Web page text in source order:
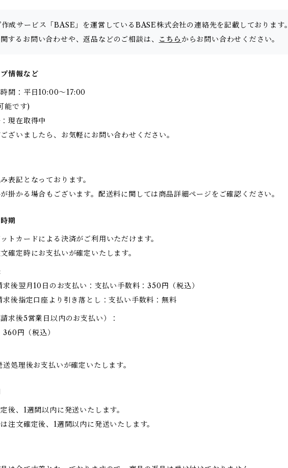
成サービス「BASE」を運営しているBASE株式会社の連絡先を記載しております。
るお問い合わせや、返品などのご相談は、 こちら からお問い合わせください。
情報など
間：平日10:00～17:00
能です)
現在取得中
ざいましたら、お気軽にお問い合わせください。
表記となっております。
掛かる場合もございます。配送料に関しては商品詳細ページをご確認ください。
期
トカードによる決済がご利用いただけます。
確定時にお支払いが確定いたします。
求後翌月10日のお支払い：支払い手数料：350円（税込）
求後指定口座より引き落とし：支払い手数料：無料
求後5営業日以内のお支払い）：
360円（税込）
送処理後お支払いが確定いたします。
後、1週間以内に発送いたします。
注文確定後、1週間以内に発送いたします。